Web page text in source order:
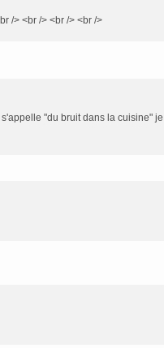
/> <br /> <br /> <br />
"du bruit dans la cuisine" je